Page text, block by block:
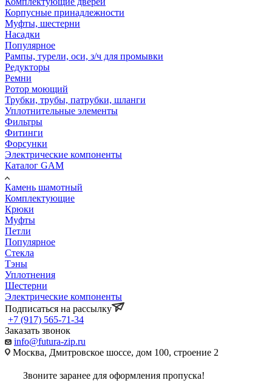
Корпусные принадлежности
Муфты, шестерни
Насадки
Популярное
Рампы, турели, оси, з/ч для промывки
Редукторы
Ремни
Ротор моющий
Трубки, трубы, патрубки, шланги
Уплотнительные элементы
Фильтры
Фитинги
Форсунки
Электрические компоненты
Каталог GAM
Камень шамотный
Комплектующие
Крюки
Муфты
Петли
Популярное
Стекла
Тэны
Уплотнения
Шестерни
Электрические компоненты
Подписаться на рассылку
+7 (917) 565-71-34
Заказать звонок
info@futura-zip.ru
Москва, Дмитровское шоссе, дом 100, строение 2
Звоните заранее для оформления пропуска!